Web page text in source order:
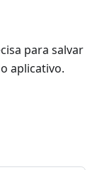
para salvar
aplicativo.